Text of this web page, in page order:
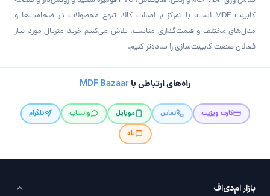
کابینت MDF است. با تمرکز بر اصالت کالا، تنوع محصولات در ضخامت‌ها و
مدل‌های مختلف و قیمت‌گذاری مناسب، تلاش می‌کنیم خرید متریال مورد نیاز
فعالان صنعت کابینت‌سازی را ساده‌تر کنیم.
راه‌های ارتباطی باMDF Bazaar
کارت ویزیت تماس موبایل واتساپ
تلگرام
بله
بازار ام‌دی‌اف